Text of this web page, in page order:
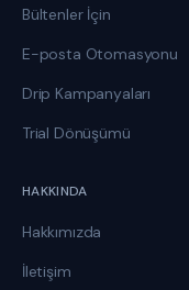
Bültenler İçin
E-posta Otomasyonu
Drip Kampanyaları
Trial Dönüşümü
HAKKINDA
Hakkımızda
İletişim